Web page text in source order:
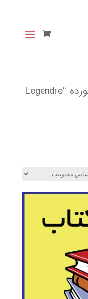
/ محصولات برچسب خورده “Legendre